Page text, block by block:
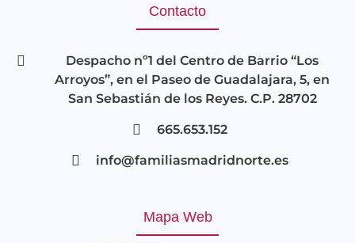
Contacto
Despacho nº1 del Centro de Barrio “Los
Arroyos”, en el Paseo de Guadalajara, 5, en
San Sebastián de los Reyes. C.P. 28702
665.653.152
info@familiasmadridnorte.es
Mapa Web